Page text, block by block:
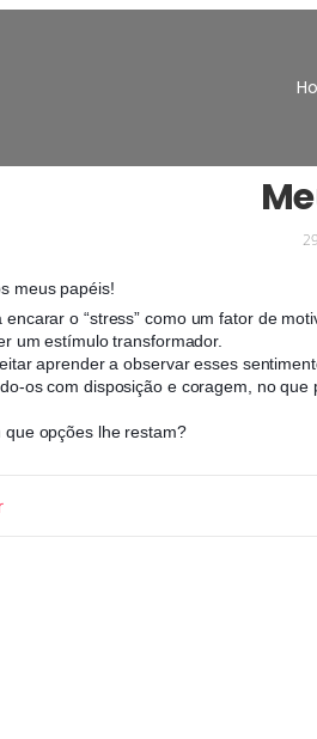
meus papéis!
encarar o “stress” como um fator de
um estímulo transformador.
aprender a observar esses
os com disposição e coragem, no
opções lhe restam?